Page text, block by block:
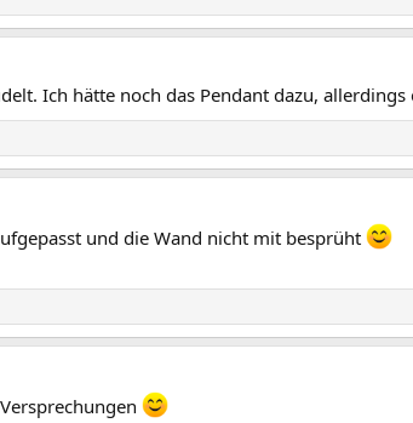
Ich hätte noch das Pendant dazu, allerdings
und die Wand nicht mit besprüht